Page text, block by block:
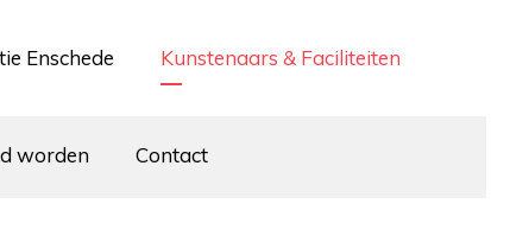
Enschede Kunstenaars & Faciliteiten
worden Contact